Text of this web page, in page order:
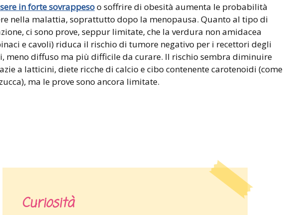
in forte sovrappesoo soffrire di obesità aumenta le probabilità
nella malattia, soprattutto dopo la menopausa. Quanto al tipo di
ci sono prove, seppur limitate, che la verdura non amidacea
e cavoli) riduca il rischio di tumore negativo per i recettori degli
meno diffuso ma più difficile da curare. Il rischio sembra diminuire
a latticini, diete ricche di calcio e cibo contenente carotenoidi (come
ma le prove sono ancora limitate.
Curiosità